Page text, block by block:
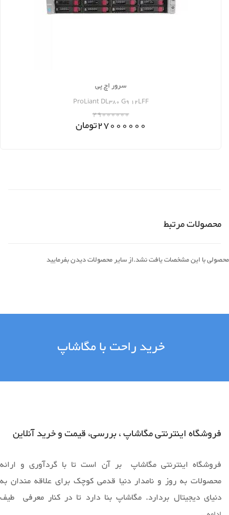
سرور اچ پی
ProLiant DL380 G9 12LFF
29000000
27000000تومان
محصولات مرتبط
محصولی با این مشخصات یافت نشد.از سایر محصولات دیدن بفرمایید
خرید راحت با مگاشاپ
فروشگاه اینترنتی مگاشاپ ، بررسی، قیمت و خرید آنلاین
فروشگاه اینترنتی مگاشاپ بر آن است تا با گردآوری و ارائه
محصولات به روز و نامدار دنیا قدمی کوچک برای علاقه مندان به
دنیای دیجیتال بردارد. مگاشاپ بنا دارد تا در کنار معرفی طیف